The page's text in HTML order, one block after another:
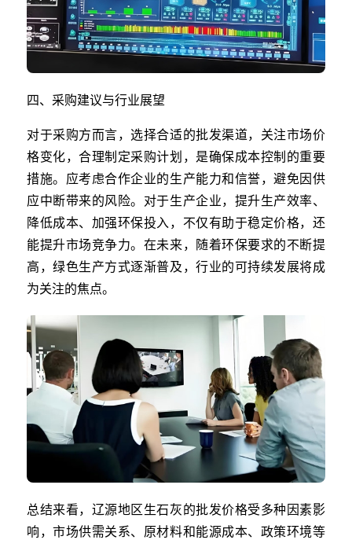
四、采购建议与行业展望
对于采购方而言，选择合适的批发渠道，关注市场价
格变化，合理制定采购计划，是确保成本控制的重要
措施。应考虑合作企业的生产能力和信誉，避免因供
应中断带来的风险。对于生产企业，提升生产效率、
降低成本、加强环保投入，不仅有助于稳定价格，还
能提升市场竞争力。在未来，随着环保要求的不断提
高，绿色生产方式逐渐普及，行业的可持续发展将成
为关注的焦点。
总结来看，辽源地区生石灰的批发价格受多种因素影
响，市场供需关系、原材料和能源成本、政策环境等